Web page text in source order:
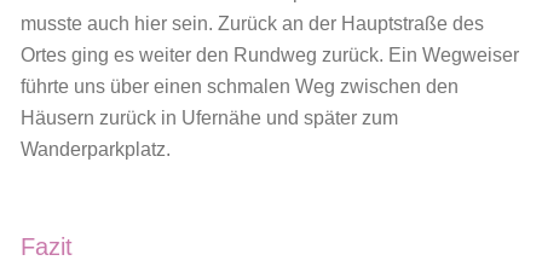
musste auch hier sein. Zurück an der Hauptstraße des
Ortes ging es weiter den Rundweg zurück. Ein Wegweiser
führte uns über einen schmalen Weg zwischen den
Häusern zurück in Ufernähe und später zum
Wanderparkplatz.
Fazit